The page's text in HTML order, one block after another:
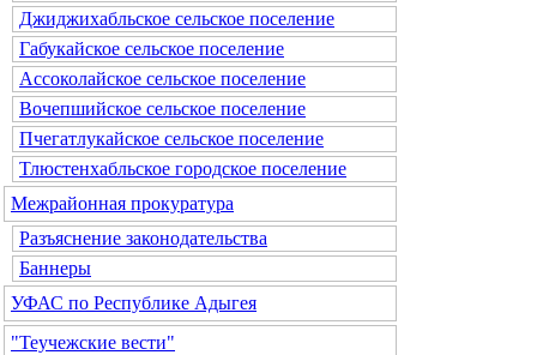
Джиджихабльское сельское поселение
Габукайское сельское поселение
Ассоколайское сельское поселение
Вочепшийское сельское поселение
Пчегатлукайское сельское поселение
Тлюстенхабльское городское поселение
Межрайонная прокуратура
Разъяснение законодательства
Баннеры
УФАС по Республике Адыгея
"Теучежские вести"